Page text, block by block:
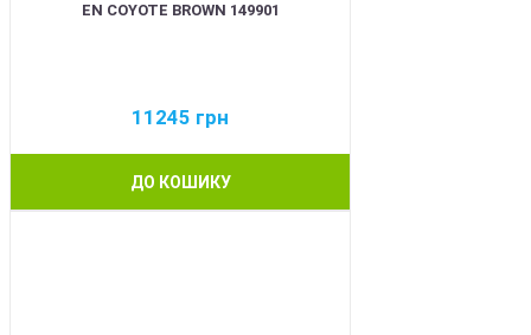
EN COYOTE BROWN 149901
11245 грн
ДО КОШИКУ